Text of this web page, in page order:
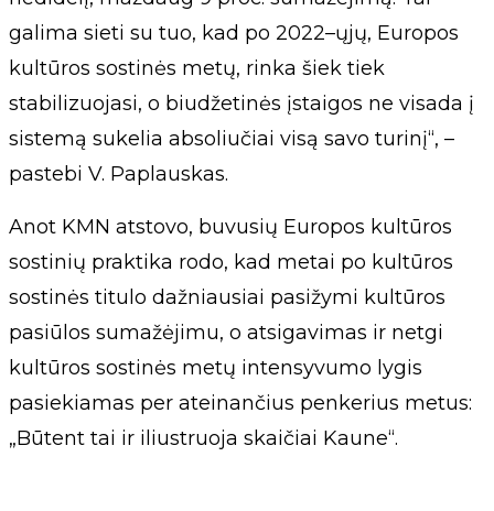
galima sieti su tuo, kad po 2022–ųjų, Europos
kultūros sostinės metų, rinka šiek tiek
stabilizuojasi, o biudžetinės įstaigos ne visada į
sistemą sukelia absoliučiai visą savo turinį“, –
pastebi V. Paplauskas.
Anot KMN atstovo, buvusių Europos kultūros
sostinių praktika rodo, kad metai po kultūros
sostinės titulo dažniausiai pasižymi kultūros
pasiūlos sumažėjimu, o atsigavimas ir netgi
kultūros sostinės metų intensyvumo lygis
pasiekiamas per ateinančius penkerius metus:
„Būtent tai ir iliustruoja skaičiai Kaune“.